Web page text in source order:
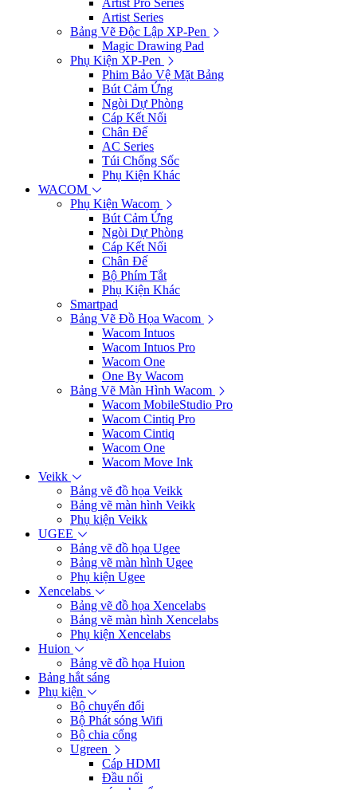
Artist Pro Series
Artist Series
Bảng Vẽ Độc Lập XP-Pen
Magic Drawing Pad
Phụ Kiện XP-Pen
Phim Bảo Vệ Mặt Bảng
Bút Cảm Ứng
Ngòi Dự Phòng
Cáp Kết Nối
Chân Đế
AC Series
Túi Chống Sốc
Phụ Kiện Khác
WACOM
Phụ Kiện Wacom
Bút Cảm Ứng
Ngòi Dự Phòng
Cáp Kết Nối
Chân Đế
Bộ Phím Tắt
Phụ Kiện Khác
Smartpad
Bảng Vẽ Đồ Họa Wacom
Wacom Intuos
Wacom Intuos Pro
Wacom One
One By Wacom
Bảng Vẽ Màn Hình Wacom
Wacom MobileStudio Pro
Wacom Cintiq Pro
Wacom Cintiq
Wacom One
Wacom Move Ink
Veikk
Bảng vẽ đồ họa Veikk
Bảng vẽ màn hình Veikk
Phụ kiện Veikk
UGEE
Bảng vẽ đồ họa Ugee
Bảng vẽ màn hình Ugee
Phụ kiện Ugee
Xencelabs
Bảng vẽ đồ họa Xencelabs
Bảng vẽ màn hình Xencelabs
Phụ kiện Xencelabs
Huion
Bảng vẽ đồ họa Huion
Bảng hắt sáng
Phụ kiện
Bộ chuyển đổi
Bộ Phát sóng Wifi
Bộ chia cổng
Ugreen
Cáp HDMI
Đầu nối